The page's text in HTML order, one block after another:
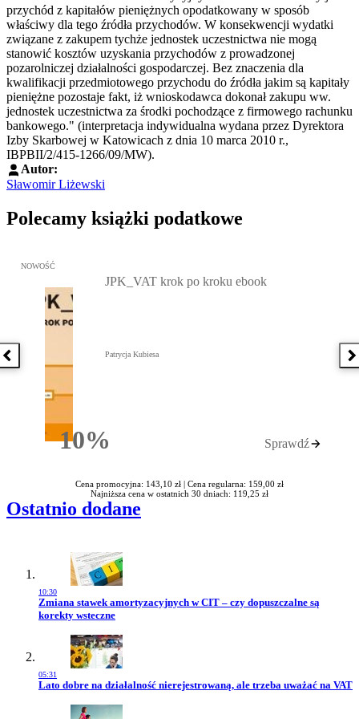
przychód z kapitałów pieniężnych opodatkowany w sposób
właściwy dla tego źródła przychodów. W konsekwencji wydatki
związane z zakupem tychże jednostek uczestnictwa nie mogą
stanowić kosztów uzyskania przychodów z prowadzonej
pozarolniczej działalności gospodarczej. Bez znaczenia dla
kwalifikacji przedmiotowego przychodu do źródła jakim są kapitały
pieniężne pozostaje fakt, iż wnioskodawca dokonał zakupu ww.
jednostek uczestnictwa za środki pochodzące z firmowego rachunku
bankowego." (interpretacja indywidualna wydana przez Dyrektora
Izby Skarbowej w Katowicach z dnia 10 marca 2010 r.,
IBPBII/2/415-1266/09/MW).
Autor:
Sławomir Liżewski
Polecamy książki podatkowe
Poprzednia książka
Przejdź do: JPK_VAT krok po kroku ebook, Patrycja Kubiesa -
NOWOŚĆ
10%Rabatu
JPK_VAT krok po kroku ebook
Patrycja Kubiesa
Sprawdź
Cena promocyjna: 143,10 zł | Cena regularna: 159,00 zł
Najniższa cena w ostatnich 30 dniach: 119,25 zł
Ostatnio dodane
10:30
Przejdź do artykułu:
Zmiana stawek amortyzacyjnych w CIT – czy dopuszczalne są
korekty wsteczne
05:31
Przejdź do artykułu:
Lato dobre na działalność nierejestrowaną, ale trzeba uważać na VAT